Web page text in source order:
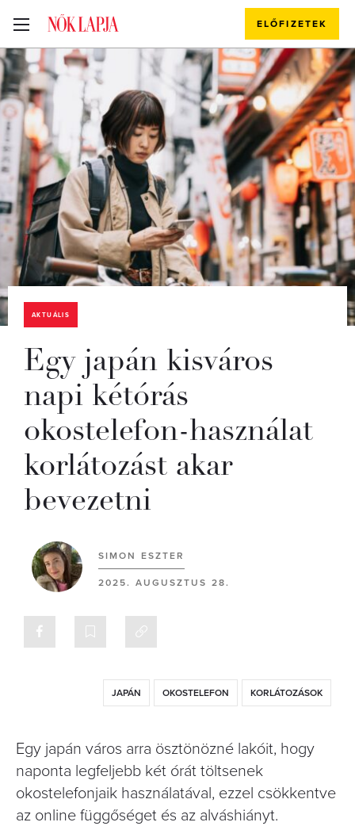
ELŐFIZETEK
AKTUÁLIS
Egy japán kisváros
napi kétórás
okostelefon-használat
korlátozást akar
bevezetni
SIMON ESZTER
2025. AUGUSZTUS 28.
JAPÁN OKOSTELEFON KORLÁTOZÁSOK
Egy japán város arra ösztönözné lakóit, hogy
naponta legfeljebb két órát töltsenek
okostelefonjaik használatával, ezzel csökkentve
az online függőséget és az alváshiányt.